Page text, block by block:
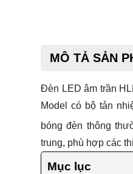
MÔ TẢ SẢN
Đèn LED âm trần
Model có bộ tản
bóng đèn thông
trung, phù hợp các
Mục lục